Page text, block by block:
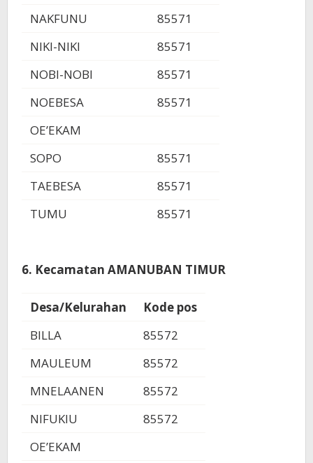
NAKFUNU
85571
NIKI-NIKI
85571
NOBI-NOBI
85571
NOEBESA
85571
OE’EKAM
SOPO
85571
TAEBESA
85571
TUMU
85571
6. Kecamatan AMANUBAN TIMUR
Desa/Kelurahan
Kode pos
BILLA
85572
MAULEUM
85572
MNELAANEN
85572
NIFUKIU
85572
OE’EKAM